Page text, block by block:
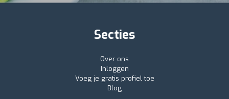
Secties
Over ons
Inloggen
Voeg je gratis profiel toe
Blog